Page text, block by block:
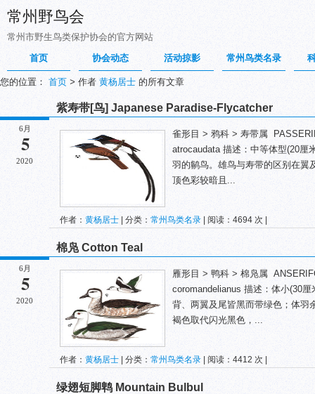
常州野鸟会
常州市野生鸟类保护协会的官方网站
首页
协会动态 活动掠影 常州鸟类名录
您的位置： 首页 > 作者 黄杨居士 的所有文章
6月
5
2020
紫寿带[鸟] Japanese Paradise-Flycatcher
雀形目 > 鸦科 > 寿带属
atrocaudata 描述：中等体型(20厘
羽的鹟鸟。雄鸟与寿带的区别在翼
顶色彩较暗且...
作者： 黄杨居士 | 分类： 常州鸟类名录 | 阅读：4694 次 |
6月
5
2020
棉凫 Cotton Teal
雁形目 > 鸭科 > 棉凫属
coromandelianus 描述：体小(30
背、两翼及尾皆黑而带绿色；体羽
褐色取代闪光黑色，...
作者： 黄杨居士 | 分类： 常州鸟类名录 | 阅读：4412 次 |
绿翅短脚鹎 Mountain Bulbul